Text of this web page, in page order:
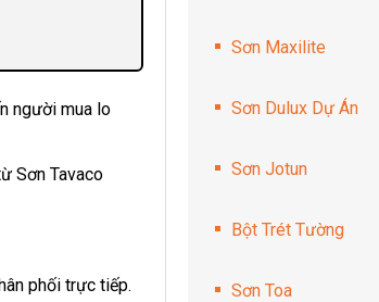
người mua lo
Sơn Tavaco
phối trực tiếp.
Sơn Maxilite
Sơn Dulux Dự Án
Sơn Jotun
Bột Trét Tường
Sơn Toa